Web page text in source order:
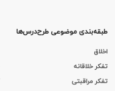
طبقه‌بندی موضوعی طرح‌درس‌ها
اخلاق
تفکر خلاقانه
تفکر مراقبتی